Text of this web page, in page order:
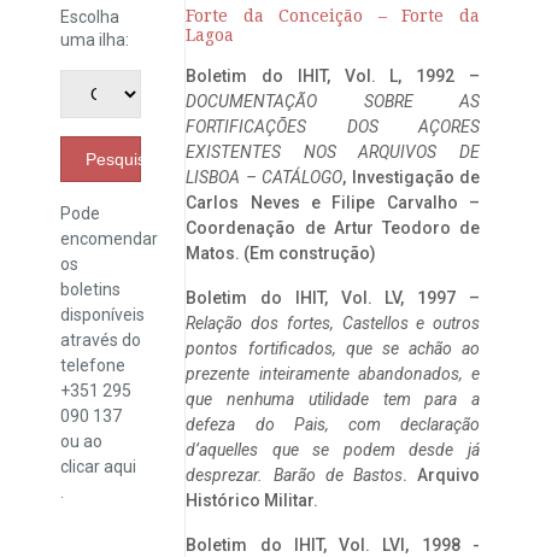
Escolha
uma ilha:
Pesquisar
Pode
encomendar
os
boletins
disponíveis
através do
telefone
+351 295
090 137
ou ao
clicaraqui
Forte da Conceição – Forte da
Lagoa
Boletim do IHIT, Vol. L, 1992 –
DOCUMENTAÇÃO SOBRE AS
FORTIFICAÇÕES DOS AÇORES
EXISTENTES NOS ARQUIVOS DE
LISBOA – CATÁLOGO, Investigação de
Carlos Neves e Filipe Carvalho –
Coordenação de Artur Teodoro de
Matos. (Em construção)
Boletim do IHIT, Vol. LV, 1997 –
Relação dos fortes, Castellos e outros
pontos fortificados, que se achão ao
prezente inteiramente abandonados, e
que nenhuma utilidade tem para a
defeza do Pais, com declaração
d’aquelles que se podem desde já
desprezar. Barão de Bastos. Arquivo
Histórico Militar.
Boletim do IHIT, Vol. LVI, 1998 -